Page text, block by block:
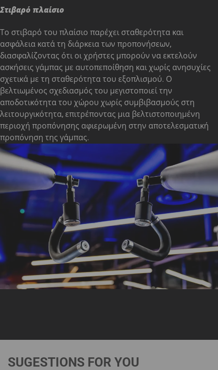
Στιβαρό πλαίσιο
Το στιβαρό του πλαίσιο παρέχει σταθερότητα και
ασφάλεια κατά τη διάρκεια των προπονήσεων,
διασφαλίζοντας ότι οι χρήστες μπορούν να εκτελούν
ασκήσεις γάμπας με αυτοπεποίθηση και χωρίς ανησυχίες
σχετικά με τη σταθερότητα του εξοπλισμού. Ο
βελτιωμένος σχεδιασμός του μεγιστοποιεί την
αποδοτικότητα του χώρου χωρίς συμβιβασμούς στη
λειτουργικότητα, επιτρέποντας μια βελτιστοποιημένη
περιοχή προπόνησης αφιερωμένη στην αποτελεσματική
προπόνηση της γάμπας.
SUGESTIONS FOR YOU